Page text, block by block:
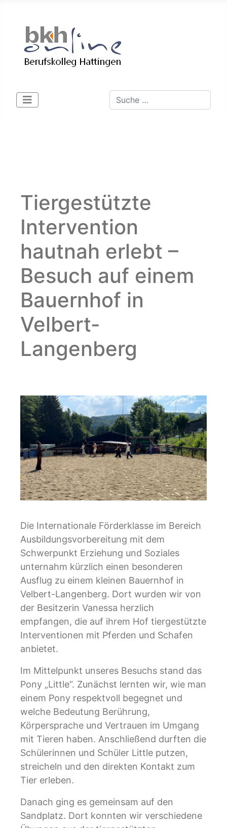
Suchen
Tiergestützte
Intervention
hautnah erlebt –
Besuch auf einem
Bauernhof in
Velbert-
Langenberg
Die Internationale Förderklasse im Bereich
Ausbildungsvorbereitung mit dem
Schwerpunkt Erziehung und Soziales
unternahm kürzlich einen besonderen
Ausflug zu einem kleinen Bauernhof in
Velbert-Langenberg. Dort wurden wir von
der Besitzerin Vanessa herzlich
empfangen, die auf ihrem Hof tiergestützte
Interventionen mit Pferden und Schafen
anbietet.
Im Mittelpunkt unseres Besuchs stand das
Pony „Little“. Zunächst lernten wir, wie man
einem Pony respektvoll begegnet und
welche Bedeutung Berührung,
Körpersprache und Vertrauen im Umgang
mit Tieren haben. Anschließend durften die
Schülerinnen und Schüler Little putzen,
streicheln und den direkten Kontakt zum
Tier erleben.
Danach ging es gemeinsam auf den
Sandplatz. Dort konnten wir verschiedene